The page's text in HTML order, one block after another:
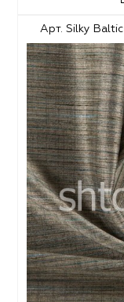
Арт. Silky Baltic